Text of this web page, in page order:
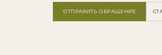
ОТПРАВИТЬ ОБРАЩЕНИЕ